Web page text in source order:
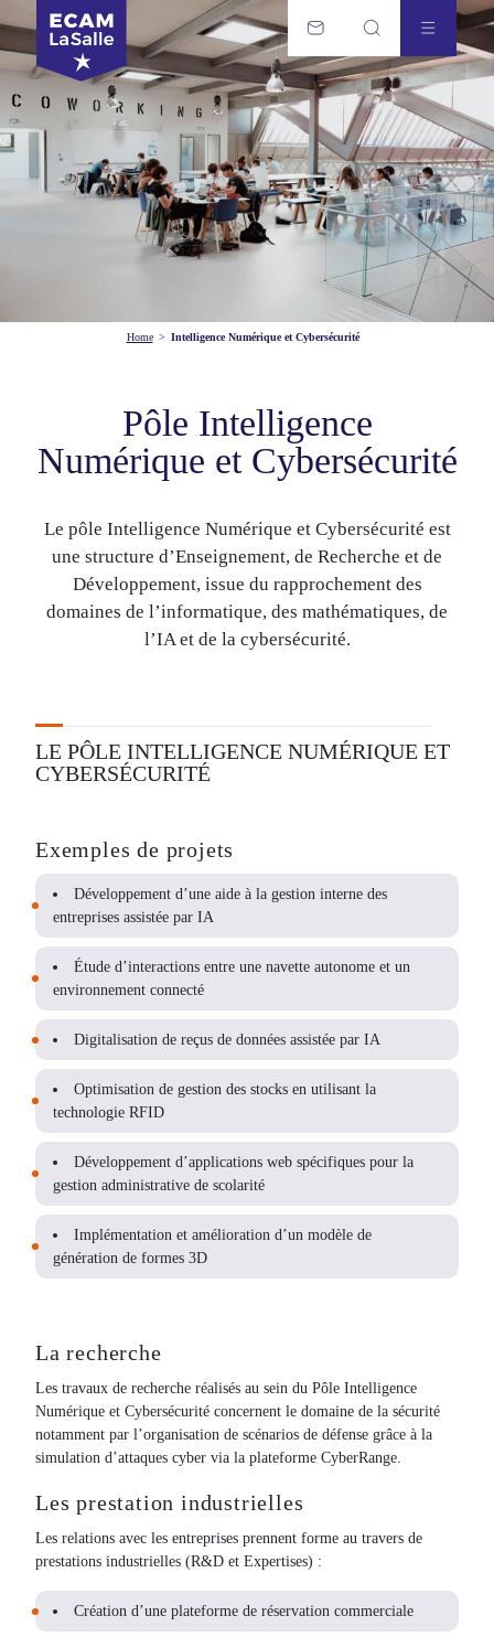
Home > Intelligence Numérique et Cybersécurité
Pôle Intelligence
Numérique et Cybersécurité
Le pôle Intelligence Numérique et Cybersécurité est
une structure d’Enseignement, de Recherche et de
Développement, issue du rapprochement des
domaines de l’informatique, des mathématiques, de
l’IA et de la cybersécurité.
LE PÔLE INTELLIGENCE NUMÉRIQUE ET
CYBERSÉCURITÉ
Exemples de projets
Développement d’une aide à la gestion interne des
entreprises assistée par IA
Étude d’interactions entre une navette autonome et un
environnement connecté
Digitalisation de reçus de données assistée par IA
Optimisation de gestion des stocks en utilisant la
technologie RFID
Développement d’applications web spécifiques pour la
gestion administrative de scolarité
Implémentation et amélioration d’un modèle de
génération de formes 3D
La recherche
Les travaux de recherche réalisés au sein du Pôle Intelligence
Numérique et Cybersécurité concernent le domaine de la sécurité
notamment par l’organisation de scénarios de défense grâce à la
simulation d’attaques cyber via la plateforme CyberRange.
Les prestation industrielles
Les relations avec les entreprises prennent forme au travers de
prestations industrielles (R&D et Expertises) :
Création d’une plateforme de réservation commerciale